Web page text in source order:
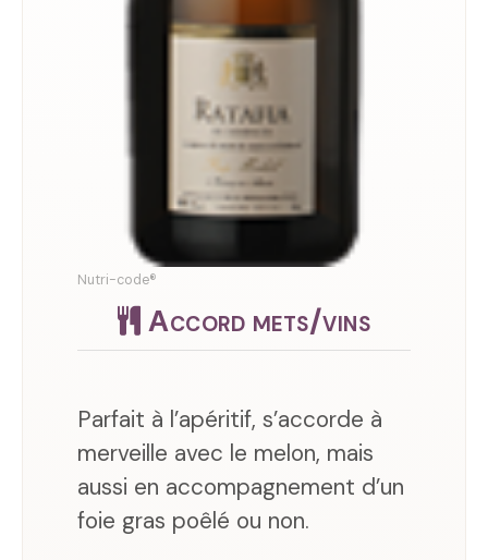
Nutri-code®
Accord mets/vins
Parfait à l’apéritif, s’accorde à
merveille avec le melon, mais
aussi en accompagnement d’un
foie gras poêlé ou non.